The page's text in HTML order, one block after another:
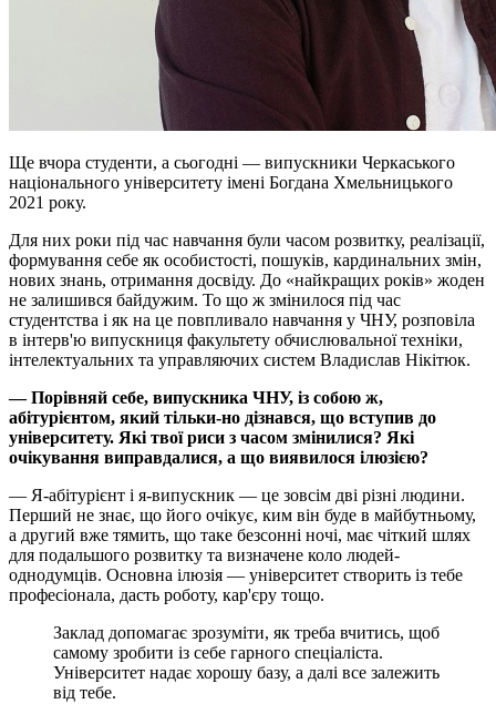
Ще вчора студенти, а сьогодні — випускники Черкаського
національного університету імені Богдана Хмельницького
2021 року.
Для них роки під час навчання були часом розвитку, реалізації,
формування себе як особистості, пошуків, кардинальних змін,
нових знань, отримання досвіду. До «найкращих років» жоден
не залишився байдужим. То що ж змінилося під час
студентства і як на це повпливало навчання у ЧНУ, розповіла
в інтерв'ю випускниця факультету обчислювальної техніки,
інтелектуальних та управляючих систем Владислав Нікітюк.
— Порівняй себе, випускника ЧНУ, із собою ж,
абітурієнтом, який тільки-но дізнався, що вступив до
університету. Які твої риси з часом змінилися? Які
очікування виправдалися, а що виявилося ілюзією?
— Я-абітурієнт і я-випускник — це зовсім дві різні людини.
Перший не знає, що його очікує, ким він буде в майбутньому,
а другий вже тямить, що таке безсонні ночі, має чіткий шлях
для подальшого розвитку та визначене коло людей-
однодумців. Основна ілюзія — університет створить із тебе
професіонала, дасть роботу, кар'єру тощо.
Заклад допомагає зрозуміти, як треба вчитись, щоб
самому зробити із себе гарного спеціаліста.
Університет надає хорошу базу, а далі все залежить
від тебе.